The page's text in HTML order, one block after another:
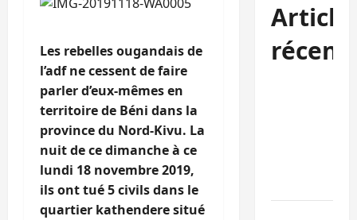
Les rebelles ougandais de
l’adf ne cessent de faire
parler d’eux-mêmes en
territoire de Béni dans la
province du Nord-Kivu. La
nuit de ce dimanche à ce
lundi 18 novembre 2019,
ils ont tué 5 civils dans le
quartier kathendere situé